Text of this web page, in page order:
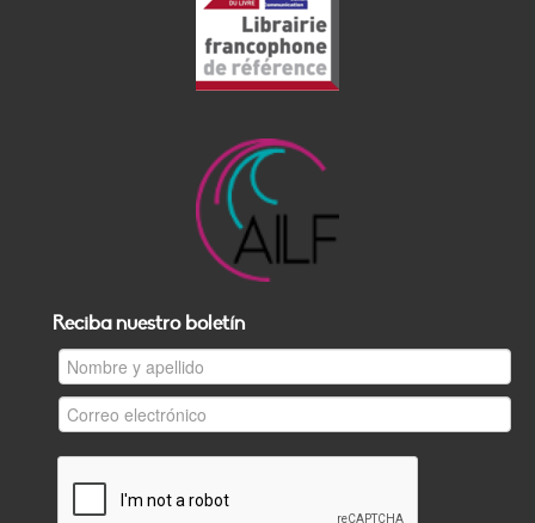
Reciba nuestro boletín